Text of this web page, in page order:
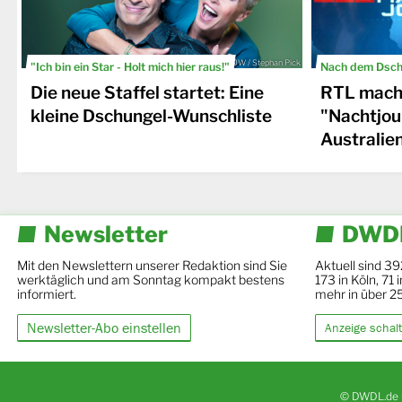
"Ich bin ein Star - Holt mich hier raus!"© TVNOW / Stephan Pick
Die neue Staffel startet: Eine
kleine Dschungel-Wunschliste
Nach dem
RTL
Newsletter
Mit den Newslettern unserer Redaktion sind Sie
werktäglich und am Sonntag kompakt bestens
informiert.
Newsletter-Abo einstellen
Aktuell sind
173 in Köln, 71
mehr in über
Anzeige
© DWDL.de